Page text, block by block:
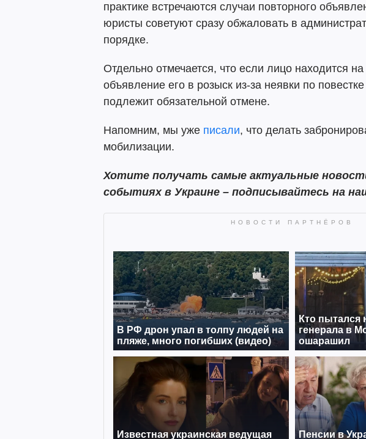
практике встречаются случаи повторного
юристы советуют сразу обжаловать в
порядке.
Отдельно отмечается, что если лицо находится
объявление его в розыск из-за неявки по
подлежит обязательной отмене.
Напомним, мы уже писали, что делать
мобилизации.
Хотите получать самые актуальные
событиях в Украине – подписывайтесь на